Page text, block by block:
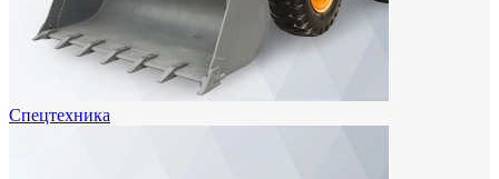
Спецтехника